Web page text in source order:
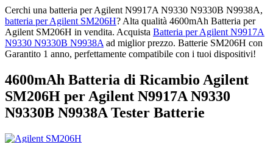
Cerchi una batteria per Agilent N9917A N9330 N9330B N9938A,
batteria per Agilent SM206H? Alta qualità 4600mAh Batteria per
Agilent SM206H in vendita. Acquista Batteria per Agilent N9917A
N9330 N9330B N9938A ad miglior prezzo. Batterie SM206H con
Garantito 1 anno, perfettamente compatibile con i tuoi dispositivi!
4600mAh Batteria di Ricambio Agilent
SM206H per Agilent N9917A N9330
N9330B N9938A Tester Batterie